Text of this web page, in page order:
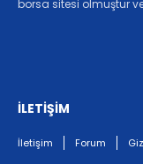
borsa sitesi olmuştur
İLETİŞİM
İletişim Forum